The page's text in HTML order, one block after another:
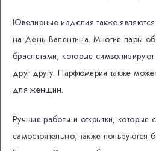
Ювелирные изделия также
на День Валентина. Многие пары
браслетами, которые
друг другу. Парфюмерия также
для женщин.
Ручные работы и открытки, которые
самостоятельно, также пользуются